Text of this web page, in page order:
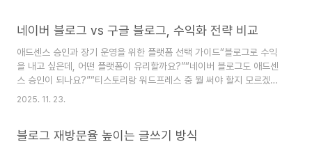
다.하지만 애드센스 기준에서는 정보성과 체계적인 콘텐츠 구조가 중요
합니다.이번 글에서는 감정기록 중심 블로그로 애드센스 승인을 받고,
수익화로 이어가기 위한 실전 구조와 글쓰기 전략을 정리해드립니다.1.
감정기록 블로그, 수익화 가능한가요..
네이버 블로그 vs 구글 블로그, 수익화 전략 비교
애드센스 승인과 장기 운영을 위한 플랫폼 선택 가이드“블로그로 수익
을 내고 싶은데, 어떤 플랫폼이 유리할까요?”“네이버 블로그도 애드센
스 승인이 되나요?”“티스토리랑 워드프레스 중 뭘 써야 할지 모르겠어
요.”블로그를 운영하며 수익화를 목표로 한다면,**“어디에서 운영할
이번 글에서는 **네이버 블로그와 구글 기반 블로그(티스토리/워드프
2025. 11. 23.
블로그 재방문율 높이는 글쓰기 방식